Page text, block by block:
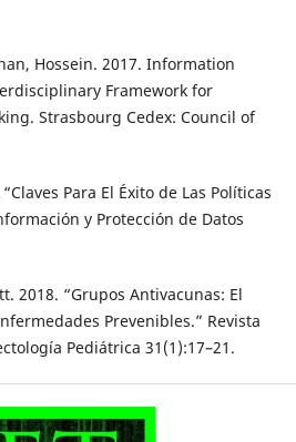
Hossein. 2017. Information
Framework for
Strasbourg Cedex: Council of
Para El Éxito de Las Políticas
y Protección de Datos
2018. “Grupos Antivacunas: El
Prevenibles.” Revista
Pediátrica 31(1):17–21.